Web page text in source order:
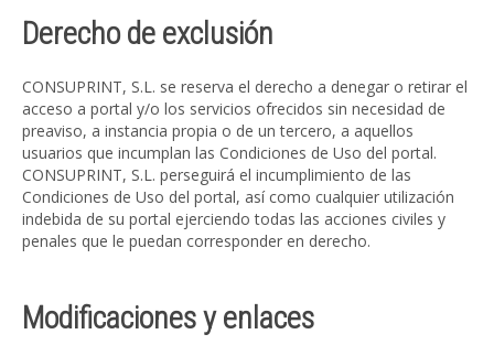
Derecho de exclusión
CONSUPRINT, S.L. se reserva el derecho a denegar o retirar el
acceso a portal y/o los servicios ofrecidos sin necesidad de
preaviso, a instancia propia o de un tercero, a aquellos
usuarios que incumplan las Condiciones de Uso del portal.
CONSUPRINT, S.L. perseguirá el incumplimiento de las
Condiciones de Uso del portal, así como cualquier utilización
indebida de su portal ejerciendo todas las acciones civiles y
penales que le puedan corresponder en derecho.
Modificaciones y enlaces